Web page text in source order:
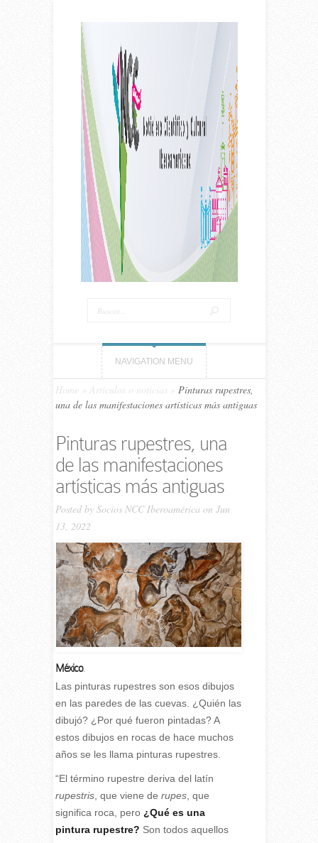
NAVIGATION MENU
Home Artículos o noticias
Pinturas rupestres,
una de las manifestaciones artísticas más antiguas
Pinturas rupestres, una
de las manifestaciones
artísticas más antiguas
Posted by Socios NCC Iberoamérica on Jun
13, 2022
México.
Las pinturas rupestres son esos dibujos
en las paredes de las cuevas. ¿Quién las
dibujó? ¿Por qué fueron pintadas? A
estos dibujos en rocas de hace muchos
años se les llama pinturas rupestres.
“El término rupestre deriva del latín
rupestris, que viene de rupes, que
significa roca, pero ¿Qué es una
pintura rupestre? Son todos aquellos